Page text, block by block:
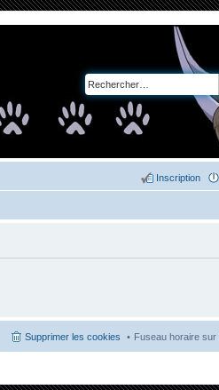
Inscription
Fuseau horaire sur
Supprimer les cookies